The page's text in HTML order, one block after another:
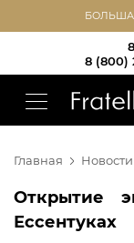
8 (800)
Главная Новости
Открытие
Ессентуках